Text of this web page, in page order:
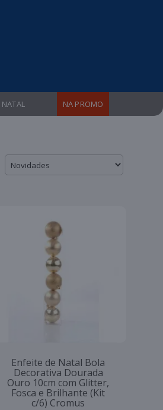
NATAL NA PROMO
Enfeite de Natal Bola
Decorativa Dourada
Ouro 10cm com Glitter,
Fosca e Brilhante (Kit
c/6) Cromus